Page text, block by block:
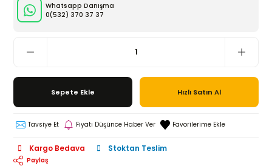
Whatsapp Danışma
0(532) 370 37 37
Sepete Ekle Hızlı Satın Al
Tavsiye Et Fiyatı Düşünce Haber Ver
Kargo Bedava Stoktan Teslim
Paylaş